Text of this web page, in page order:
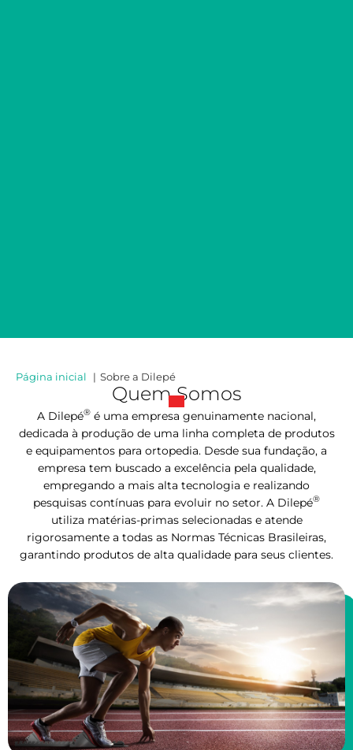
Página inicial Sobre a Dilepé
Quem Somos
A Dilepé® é uma empresa genuinamente nacional,
dedicada à produção de uma linha completa de produtos
e equipamentos para ortopedia. Desde sua fundação, a
empresa tem buscado a excelência pela qualidade,
empregando a mais alta tecnologia e realizando
pesquisas contínuas para evoluir no setor. A Dilepé®
utiliza matérias-primas selecionadas e atende
rigorosamente a todas as Normas Técnicas Brasileiras,
garantindo produtos de alta qualidade para seus clientes.